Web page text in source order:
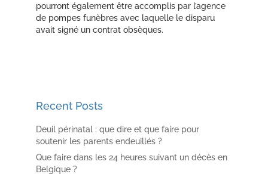
pourront également être accomplis par l’agence
de pompes funèbres avec laquelle le disparu
avait signé un contrat obsèques.
Recent Posts
Deuil périnatal : que dire et que faire pour
soutenir les parents endeuillés ?
Que faire dans les 24 heures suivant un décès en
Belgique ?